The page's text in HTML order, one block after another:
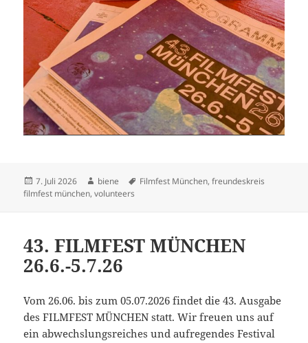
Veröffentlicht
am
7. Juli 2026 Autor
biene Schlagwörter
Filmfest München,freundeskreis
filmfest münchen,volunteers
43. FILMFEST MÜNCHEN
26.6.-5.7.26
Vom 26.06. bis zum 05.07.2026 findet die 43. Ausgabe
des FILMFEST MÜNCHEN statt. Wir freuen uns auf
ein abwechslungsreiches und aufregendes Festival